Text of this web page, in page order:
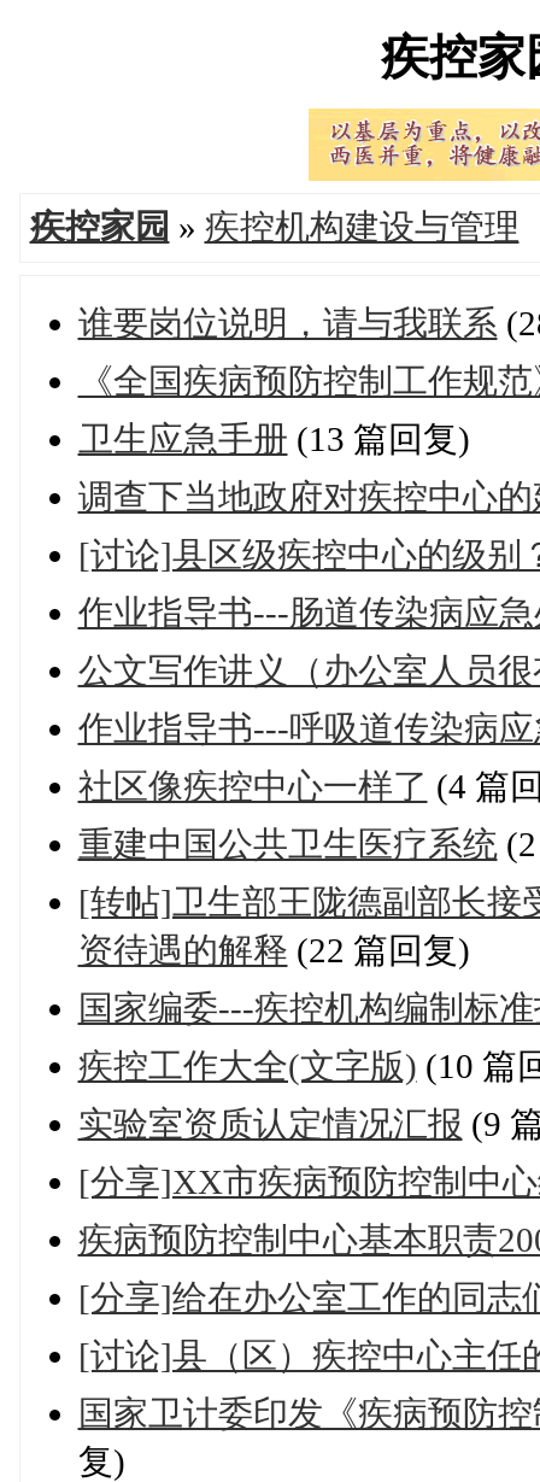
疾控家
疾控家园 » 疾控机构建设与管理
谁要岗位说明，请与我联系
《全国疾病预防控制工作规
卫生应急手册 (13 篇回复)
调查下当地政府对疾控中心
[讨论]县区级疾控中心的级别
作业指导书---肠道传染病应
公文写作讲义（办公室人员
作业指导书---呼吸道传染病
社区像疾控中心一样了 (4 篇
重建中国公共卫生医疗系统(2
[转帖]卫生部王陇德副部长接
资待遇的解释 (22 篇回复)
国家编委---疾控机构编制标
疾控工作大全(文字版) (10 篇
实验室资质认定情况汇报 (9
[分享]XX市疾病预防控制中
疾病预防控制中心基本职责
[分享]给在办公室工作的同志
[讨论]县（区）疾控中心主任
国家卫计委印发《疾病预防
复)